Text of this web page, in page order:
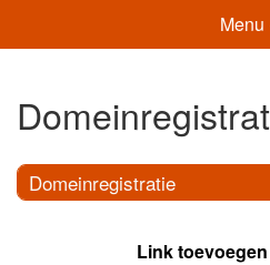
Menu
Domeinregistratie
Link toevoegen